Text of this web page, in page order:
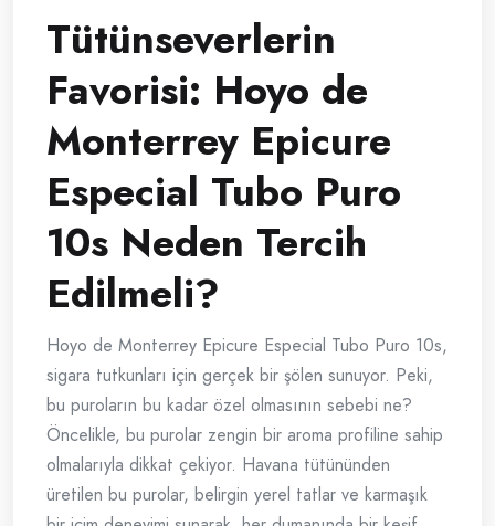
Tütünseverlerin
Favorisi: Hoyo de
Monterrey Epicure
Especial Tubo Puro
10s Neden Tercih
Edilmeli?
Hoyo de Monterrey Epicure Especial Tubo Puro 10s,
sigara tutkunları için gerçek bir şölen sunuyor. Peki,
bu puroların bu kadar özel olmasının sebebi ne?
Öncelikle, bu purolar zengin bir aroma profiline sahip
olmalarıyla dikkat çekiyor. Havana tütününden
üretilen bu purolar, belirgin yerel tatlar ve karmaşık